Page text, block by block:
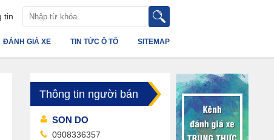
tin
SITEMAP
TIN TỨC Ô TÔ
ĐÁNH GIÁ XE
Thông tin người bán
SON DO
0908336357